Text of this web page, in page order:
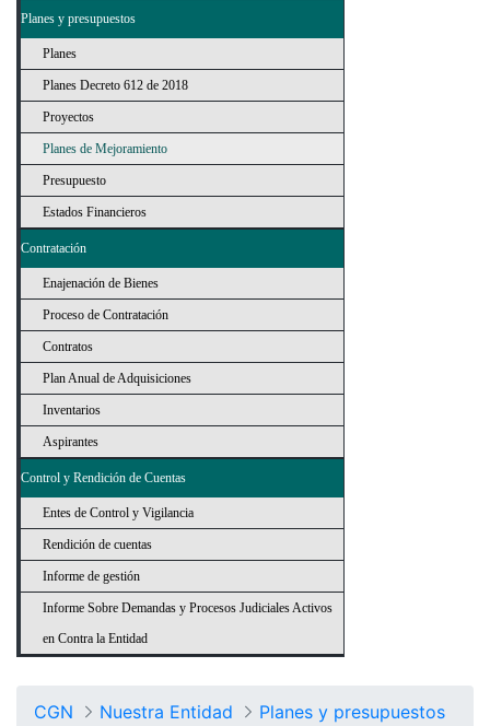
Planes y presupuestos
Planes
Planes Decreto 612 de 2018
Proyectos
Planes de Mejoramiento
Presupuesto
Estados Financieros
Contratación
Enajenación de Bienes
Proceso de Contratación
Contratos
Plan Anual de Adquisiciones
Inventarios
Aspirantes
Control y Rendición de Cuentas
Entes de Control y Vigilancia
Rendición de cuentas
Informe de gestión
Informe Sobre Demandas y Procesos Judiciales Activos
en Contra la Entidad
CGN Nuestra Entidad
Planes y presupuestos